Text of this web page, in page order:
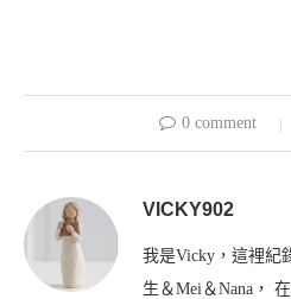
0 comment
VICKY902
我是Vicky，這裡紀
生＆Mei＆Nana，